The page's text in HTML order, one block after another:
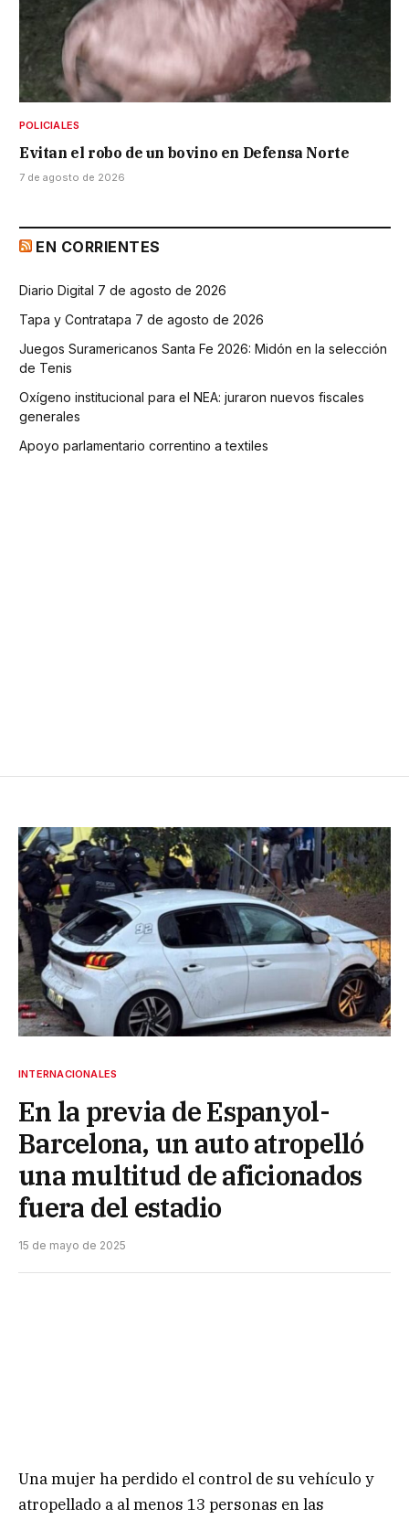
POLICIALES
Evitan el robo de un bovino en Defensa Norte
7 de agosto de 2026
EN CORRIENTES
Diario Digital 7 de agosto de 2026
Tapa y Contratapa 7 de agosto de 2026
Juegos Suramericanos Santa Fe 2026: Midón en la selección
de Tenis
Oxígeno institucional para el NEA: juraron nuevos fiscales
generales
Apoyo parlamentario correntino a textiles
INTERNACIONALES
En la previa de Espanyol-
Barcelona, un auto atropelló
una multitud de aficionados
fuera del estadio
15 de mayo de 2025
Una mujer ha perdido el control de su vehículo y
atropellado a al menos 13 personas en las